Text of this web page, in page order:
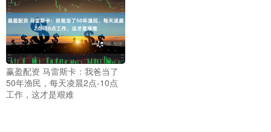
赢盈配资 马雷斯卡：我爸当了
50年渔民，每天凌晨2点-10点
工作，这才是艰难